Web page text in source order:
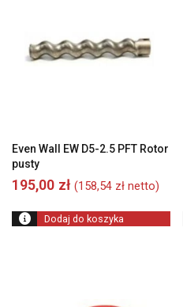
Even Wall EW D5-2.5 PFT Rotor
pusty
195,00 zł (158,54 zł netto)
Dodaj do koszyka